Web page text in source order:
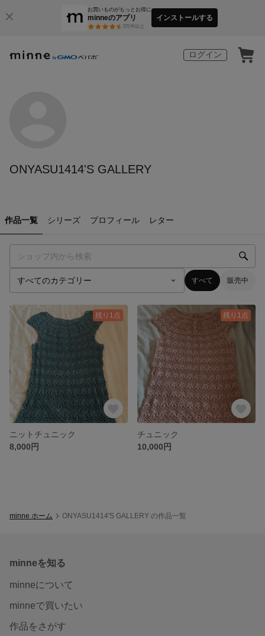
お買いものがもっとお得に
minneのアプリ
3万件以上
インストールする
ログイン
ONYASU1414'S GALLERY
作品一覧 シリーズ プロフィール レター
すべて 販売中
残り1点
ニットチュニック
8,000円
残り1点
チュニック
10,000円
minne ホーム ONYASU1414'S GALLERY の作品一覧
minneを知る
minneについて
minneで買いたい
作品をさがす